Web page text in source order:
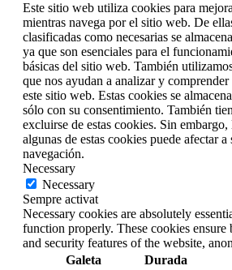
Este sitio web utiliza cookies para
mientras navega por el sitio web. De
clasificadas como necesarias se
ya que son esenciales para el
básicas del sitio web. También
que nos ayudan a analizar y
este sitio web. Estas cookies se
sólo con su consentimiento. También
excluirse de estas cookies. Sin
algunas de estas cookies puede afectar
navegación.
Necessary
Necessary
Sempre activat
Necessary cookies are absolutely
function properly. These cookies ensure
and security features of the website,
Galeta
Durada